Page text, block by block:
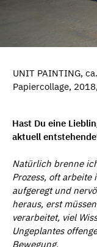
UNIT PAINTING,
Papiercollage,
Hast Du eine
aktuell
Natürlich brenne
Prozess, oft
aufgeregt und nervö
heraus, erst mü
verarbeitet, viel
Ungeplantes
Bewegung.